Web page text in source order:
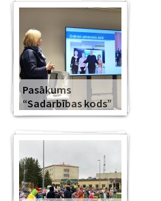
Pasākums
“Sadarbības kods”